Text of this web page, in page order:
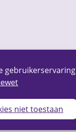
gebruikerservaring
niet toestaan
Sitemap